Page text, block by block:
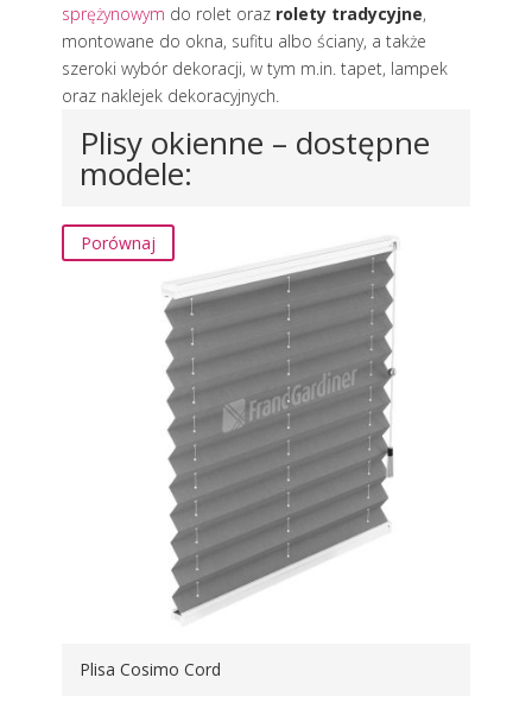
sprężynowym do rolet oraz rolety tradycyjne,
montowane do okna, sufitu albo ściany, a także
szeroki wybór dekoracji, w tym m.in. tapet, lampek
oraz naklejek dekoracyjnych.
Plisy okienne – dostępne
modele:
Plisa Cosimo Cord
Porównaj